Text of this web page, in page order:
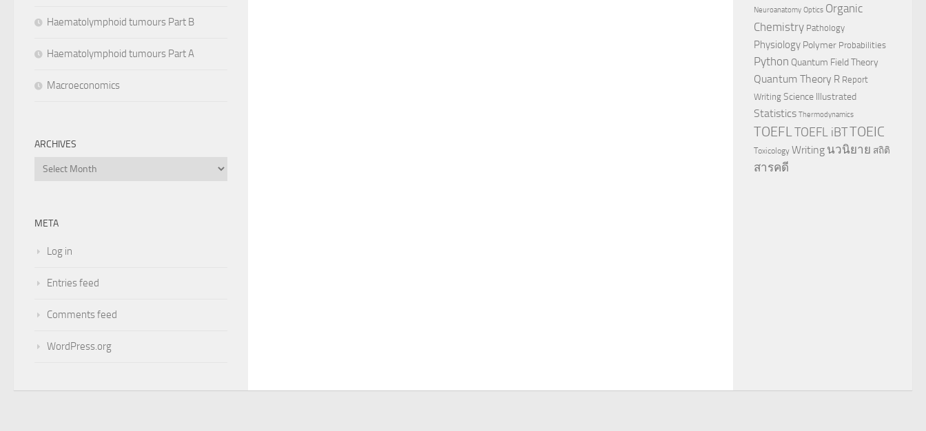
Haematolymphoid tumours Part B
Haematolymphoid tumours Part A
Macroeconomics
ARCHIVES
Archives
META
Log in
Entries feed
Comments feed
WordPress.org
Neuroanatomy Optics Organic
Chemistry Pathology
Physiology Polymer Probabilities
Python Quantum Field Theory
Quantum Theory R Report
Writing Science Illustrated
Statistics Thermodynamics
TOEFL TOEFL iBTTOEIC
Toxicology Writing นวนิยาย สถิติ
สารคดี